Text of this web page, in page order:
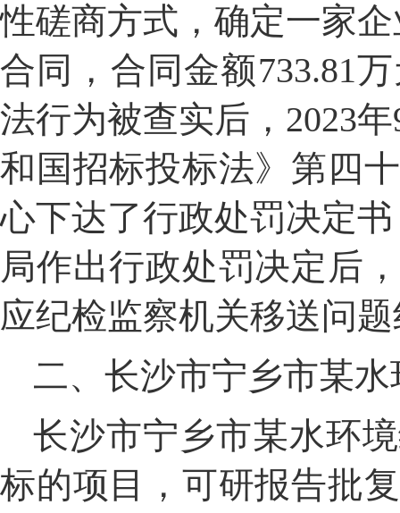
性磋商方式 ， 确定一家
合同 ， 合同 金额733.81
法行为被查实后 ， 2023年
和国招标投标法》第四
心下达了行政处罚决定书
局作出行政处罚决定后，
应纪检监察机关移送问
二、长沙市宁乡市某水
长沙市宁乡市某水环
标的项目
， 可研报告批